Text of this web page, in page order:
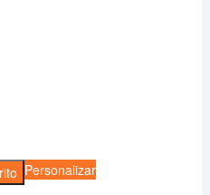
Personalizar